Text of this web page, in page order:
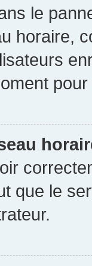
le
horaire,
que le